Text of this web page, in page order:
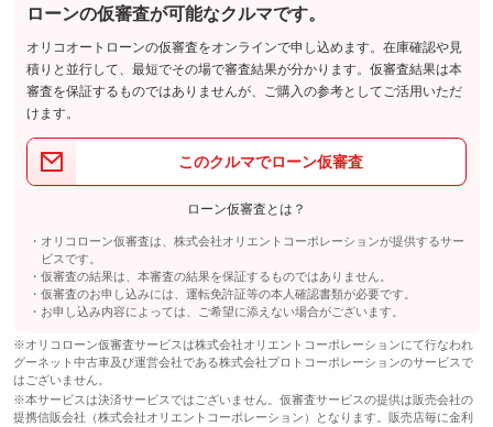
ローンの仮審査が可能なクルマです。
オリコオートローンの仮審査をオンラインで申し込めます。在庫確認や見
積りと並行して、最短でその場で審査結果が分かります。仮審査結果は本
審査を保証するものではありませんが、ご購入の参考としてご活用いただ
けます。
このクルマでローン仮審査
ローン仮審査とは？
オリコローン仮審査は、株式会社オリエントコーポレーションが提供するサー
ビスです。
仮審査の結果は、本審査の結果を保証するものではありません。
仮審査のお申し込みには、運転免許証等の本人確認書類が必要です。
お申し込み内容によっては、ご希望に添えない場合がございます。
※オリコローン仮審査サービスは株式会社オリエントコーポレーションにて行なわれ
グーネット中古車及び運営会社である株式会社プロトコーポレーションのサービスで
はございません。
※本サービスは決済サービスではございません。仮審査サービスの提供は販売会社の
提携信販会社（株式会社オリエントコーポレーション）となります。販売店毎に金利